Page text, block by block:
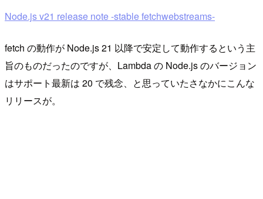
Node.js v21 release note -stable fetchwebstreams-
fetch の動作が Node.js 21 以降で安定して動作するという主
旨のものだったのですが、Lambda の Node.js のバージョン
はサポート最新は 20 で残念、と思っていたさなかにこんな
リリースが。